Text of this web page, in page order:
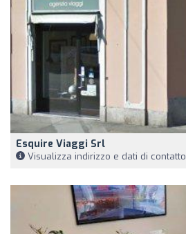
Esquire Viaggi Srl
Visualizza indirizzo e dati di contatto